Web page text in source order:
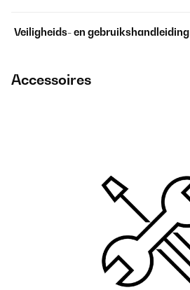
Veiligheids- en gebruikshandleiding
Accessoires